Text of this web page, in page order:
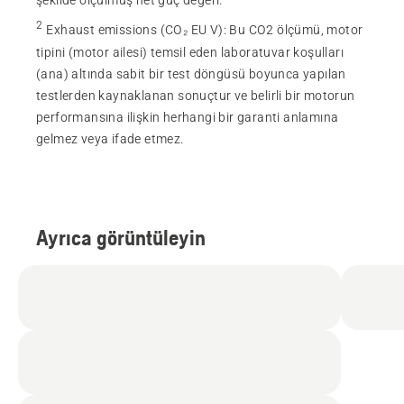
2 Exhaust emissions (CO₂ EU V): Bu CO2 ölçümü, motor
tipini (motor ailesi) temsil eden laboratuvar koşulları
(ana) altında sabit bir test döngüsü boyunca yapılan
testlerden kaynaklanan sonuçtur ve belirli bir motorun
performansına ilişkin herhangi bir garanti anlamına
gelmez veya ifade etmez.
Ayrıca görüntüleyin